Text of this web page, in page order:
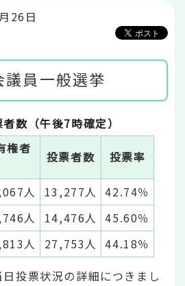
26日
員一般選挙
数（午後7時確定）
権者
投票者数 投票率
人 13,277人
42.74％
人 14,476人
45.60％
人 27,753人
44.18％
投票状況の詳細につきまし